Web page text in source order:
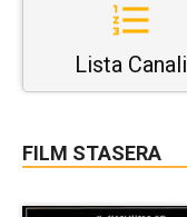
Lista Canali
FILM STASERA